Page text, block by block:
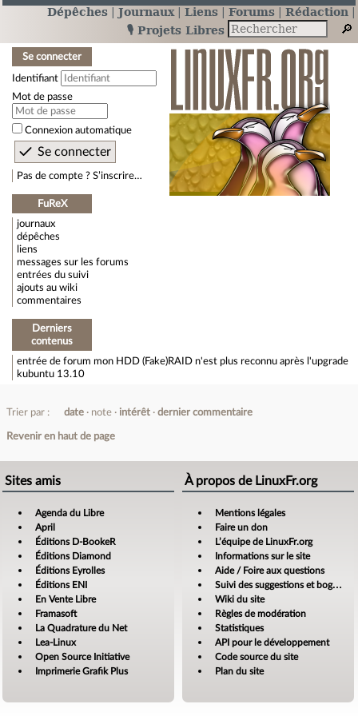
Dépêches Journaux Liens Forums
Rédaction
🎙️ Projets Libres
Se connecter
Identifiant
Mot de passe
Connexion automatique
Pas de compte ? S’inscrire…
FuReX
journaux
dépêches
liens
messages sur les forums
entrées du suivi
ajouts au wiki
commentaires
Derniers
contenus
entrée de forum mon HDD (Fake)RAID n'est plus reconnu après l'upgrade
kubuntu 13.10
Trier par : date note intérêt dernier commentaire
Revenir en haut de page
Sites amis
Agenda du Libre
April
Éditions D-BookeR
Éditions Diamond
Éditions Eyrolles
Éditions ENI
En Vente Libre
Framasoft
La Quadrature du Net
Lea-Linux
Open Source Initiative
Imprimerie Grafik Plus
À propos de LinuxFr.org
Mentions légales
Faire un don
L’équipe de LinuxFr.org
Informations sur le site
Aide / Foire aux questions
Suivi des suggestions et bogues
Wiki du site
Règles de modération
Statistiques
API pour le développement
Code source du site
Plan du site